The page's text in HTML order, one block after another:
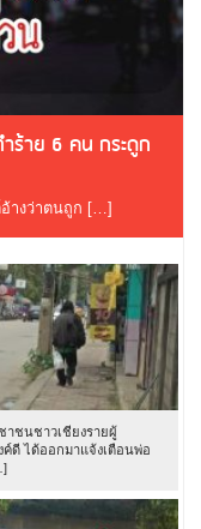
ร้าย 6 คน กระดูก
อ้างว่าตนถูก […]
าชนชาวเชียงรายผู้
ค์ดี ได้ออกมาแจ้งเตือนพ่อ